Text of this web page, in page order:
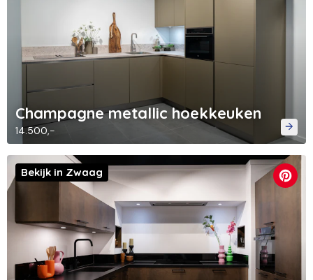
Champagne metallic hoekkeuken
14.500,-
Bekijk in Zwaag